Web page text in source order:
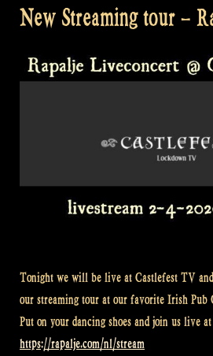
New Streaming tour –
Tonight we will be live at Castlefest TV
our streaming tour at our favorite Irish Pub
Put on your dancing shoes and join us live at
https://rapalje.com/nl/stream